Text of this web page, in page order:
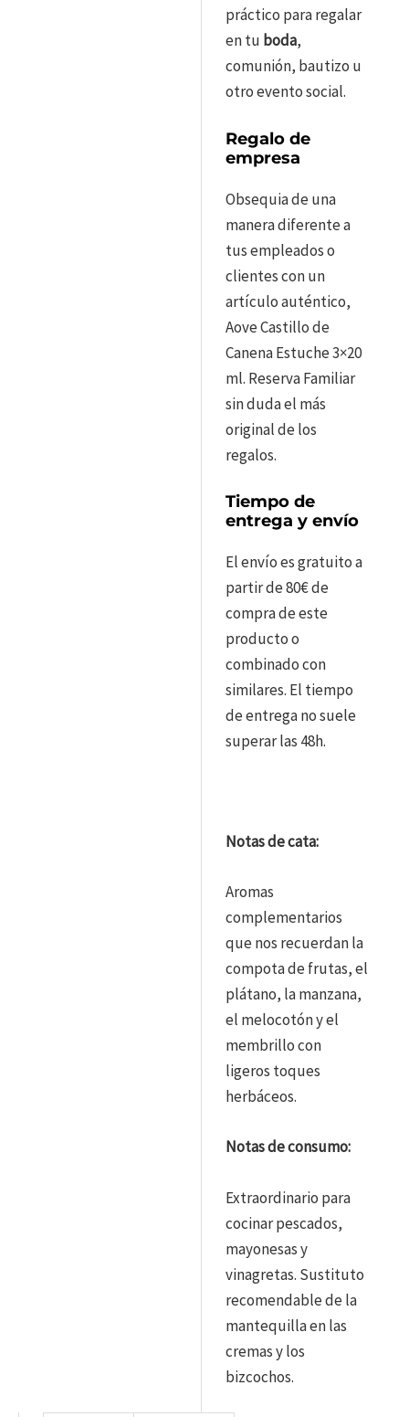
práctico para regalar
en tu boda,
comunión, bautizo u
otro evento social.
Regalo de
empresa
Obsequia de una
manera diferente a
tus empleados o
clientes con un
artículo auténtico,
Aove Castillo de
Canena Estuche 3×20
ml. Reserva Familiar
sin duda el más
original de los
regalos.
Tiempo de
entrega y envío
El envío es gratuito a
partir de 80€ de
compra de este
producto o
combinado con
similares. El tiempo
de entrega no suele
superar las 48h.
Notas de cata:
Aromas
complementarios
que nos recuerdan la
compota de frutas, el
plátano, la manzana,
el melocotón y el
membrillo con
ligeros toques
herbáceos.
Notas de consumo:
Extraordinario para
cocinar pescados,
mayonesas y
vinagretas. Sustituto
recomendable de la
mantequilla en las
cremas y los
bizcochos.